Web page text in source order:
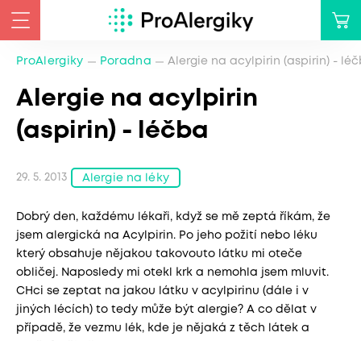
ProAlergiky Poradna Alergie na acylpirin (aspirin) -
Alergie na acylpirin
(aspirin) - léčba
29. 5. 2013 Alergie na léky
Dobrý den, každému lékaři, když se mě zeptá říkám, že
jsem alergická na Acylpirin. Po jeho požití nebo léku
který obsahuje nějakou takovouto látku mi oteče
obličej. Naposledy mi otekl krk a nemohla jsem mluvit.
CHci se zeptat na jakou látku v acylpirinu (dále i v
jiných lécích) to tedy může být alergie? A co dělat v
případě, že vezmu lék, kde je nějaká z těch látek a